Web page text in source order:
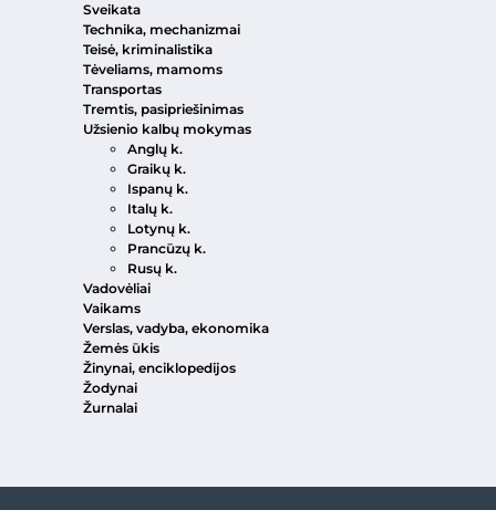
Sveikata
Technika, mechanizmai
Teisė, kriminalistika
Tėveliams, mamoms
Transportas
Tremtis, pasipriešinimas
Užsienio kalbų mokymas
Anglų k.
Graikų k.
Ispanų k.
Italų k.
Lotynų k.
Prancūzų k.
Rusų k.
Vadovėliai
Vaikams
Verslas, vadyba, ekonomika
Žemės ūkis
Žinynai, enciklopedijos
Žodynai
Žurnalai